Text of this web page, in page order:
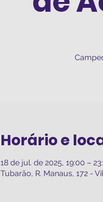
Horário e
18 de jul. de 2025, 19:00 –
Tubarão, R. Manaus, 172 -